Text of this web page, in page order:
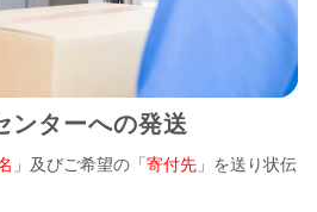
ンターへの発送
」及びご希望の「寄付先 」を送り状伝